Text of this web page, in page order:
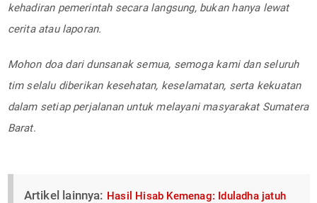
kehadiran pemerintah secara langsung, bukan hanya lewat
cerita atau laporan.
Mohon doa dari dunsanak semua, semoga kami dan seluruh
tim selalu diberikan kesehatan, keselamatan, serta kekuatan
dalam setiap perjalanan untuk melayani masyarakat Sumatera
Barat.
Artikel lainnya: Hasil Hisab Kemenag: Iduladha jatuh